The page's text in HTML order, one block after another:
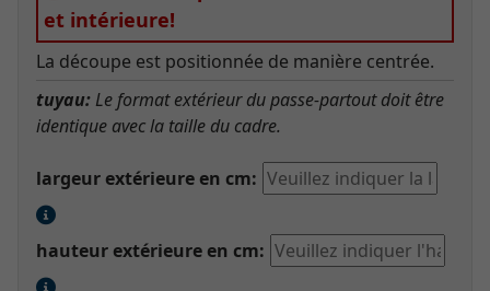
et intérieure!
La découpe est positionnée de manière centrée.
tuyau: Le format extérieur du passe-partout doit être
identique avec la taille du cadre.
largeur extérieure en cm:
hauteur extérieure en cm: